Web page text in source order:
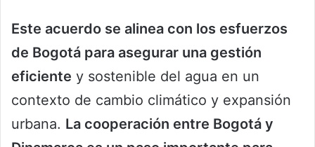
Este acuerdo se alinea con los esfuerzos
de Bogotá para asegurar una gestión
eficiente y sostenible del agua en un
contexto de cambio climático y expansión
urbana. La cooperación entre Bogotá y